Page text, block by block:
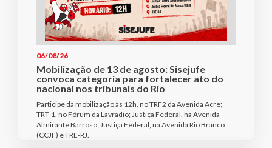
06/08/26
Mobilização de 13 de agosto: Sisejufe
convoca categoria para fortalecer ato do
nacional nos tribunais do Rio
Participe da mobilização às 12h, no TRF2 da Avenida Acre;
TRT-1, no Fórum da Lavradio; Justiça Federal, na Avenida
Almirante Barroso; Justiça Federal, na Avenida Rio Branco
(CCJF) e TRE-RJ.